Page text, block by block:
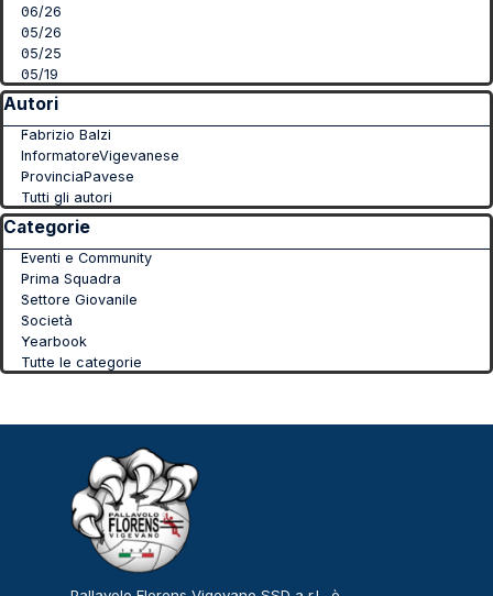
06/26
05/26
05/25
05/19
Salta blocco Autori
Autori
Fabrizio Balzi
InformatoreVigevanese
ProvinciaPavese
Tutti gli autori
Salta blocco Categorie
Categorie
Eventi e Community
Prima Squadra
Settore Giovanile
Società
Yearbook
Tutte le categorie